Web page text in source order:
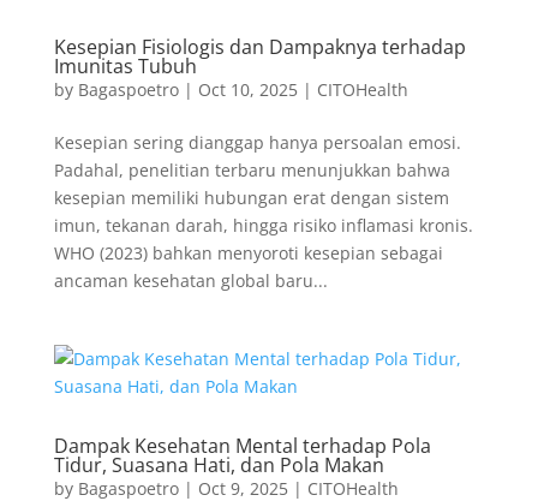
Kesepian Fisiologis dan Dampaknya terhadap
Imunitas Tubuh
by Bagaspoetro| Oct 10, 2025| CITOHealth
Kesepian sering dianggap hanya persoalan emosi.
Padahal, penelitian terbaru menunjukkan bahwa
kesepian memiliki hubungan erat dengan sistem
imun, tekanan darah, hingga risiko inflamasi kronis.
WHO (2023) bahkan menyoroti kesepian sebagai
ancaman kesehatan global baru...
Dampak Kesehatan Mental terhadap Pola
Tidur, Suasana Hati, dan Pola Makan
by Bagaspoetro| Oct 9, 2025| CITOHealth